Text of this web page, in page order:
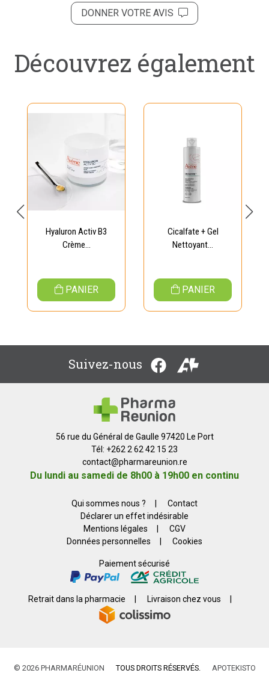
DONNER VOTRE AVIS
Découvrez également
Hyaluron Activ B3
Crème...
PANIER
Cicalfate + Gel
Nettoyant...
PANIER
Suivez-nous
56 rue du Général de Gaulle 97420 Le Port
Tél: +262 2 62 42 15 23
contact@pharmareunion.re
Du lundi au samedi de 8h00 à 19h00 en continu
Qui sommes nous ?
Contact
Déclarer un effet indésirable
Mentions légales
CGV
Données personnelles
Cookies
Paiement sécurisé
Retrait dans la pharmacie Livraison chez vous
© 2026 PHARMARÉUNION TOUS DROITS RÉSERVÉS. APOTEKISTO